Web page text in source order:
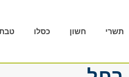
תשרי חשון כסלו